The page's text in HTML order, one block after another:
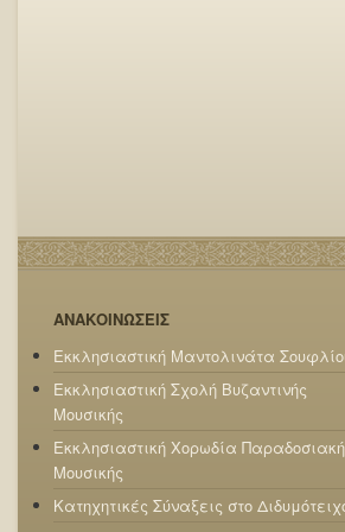
ΑΝΑΚΟΙΝΩΣΕΙΣ
Εκκλησιαστική Μαντολινάτα
Εκκλησιαστική Σχολή Βυζαντινής
Μουσικής
Εκκλησιαστική Χορωδία
Μουσικής
Κατηχητικές Σύναξεις στο